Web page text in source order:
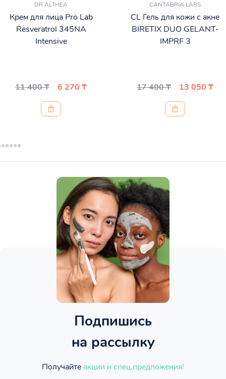
DR.ALTHEA
Крем для лица Pro Lab
Resveratrol 345NA
Intensive
11 400 ₸ 6 270 ₸
CANTABRIA LABS
CL Гель для кожи с акне
BIRETIX DUO GELANT-
IMPRF 3
17 400 ₸ 13 050 ₸
Подпишись
на рассылку
Получайте акции и спец.предложения!